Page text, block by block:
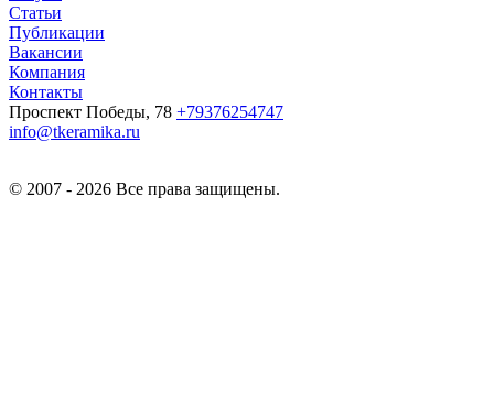
Статьи
Публикации
Вакансии
Компания
Контакты
Проспект Победы, 78 +79376254747
info@tkeramika.ru
© 2007 - 2026 Все права защищены.